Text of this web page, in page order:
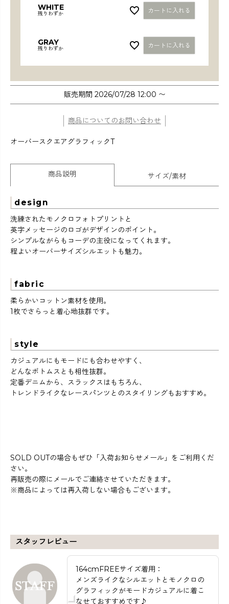
WHITE
残りわずか カートに入れる
GRAY
残りわずか カートに入れる
販売期間 2026/07/28 12:00 〜
商品についてのお問い合わせ
オーバースクエアグラフィックT
商品説明 サイズ/素材
design
洗練されたモノクロフォトプリントと
英字メッセージのロゴがデザインのポイント。
シンプルながらもコーデの主役になってくれます。
程よいオーバーサイズシルエットも魅力。
fabric
柔らかいコットン素材を使用。
1枚でさらっと着心地抜群です。
style
カジュアルにもモードにも合わせやすく、
どんなボトムスとも相性抜群。
定番デニムから、スラックスはもちろん、
トレンドライクなレースパンツとのスタイリングもおすすめ。
SOLD OUTの場合もぜひ「入荷お知らせメール」をご利用くだ
さい。
再販売の際にメールでご連絡させていただきます。
※商品によっては再入荷しない場合もございます。
スタッフレビュー
164cmFREEサイズ着用：
メンズライクなシルエットとモノクロの
グラフィックがモードカジュアルに着こ
なせておすすめです♪